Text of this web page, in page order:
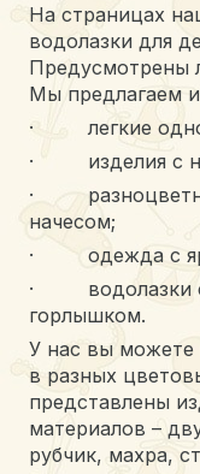
На страницах
водолазки для
Предусмотрены
Мы предлагаем
· легкие
· изделия с
·
начесом;
· одежда с
· водолазки с
горлышком.
У нас вы можете
в разных
представлены
материалов –
рубчик, махра,